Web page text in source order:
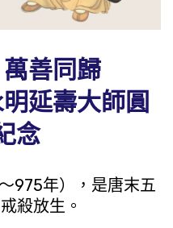
善同歸
延壽大師圓
念
975年），是唐末五
殺放生。